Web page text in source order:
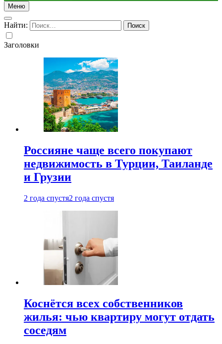
Меню
Найти:
Заголовки
Россияне чаще всего покупают
недвижимость в Турции, Таиланде
и Грузии
2 года спустя2 года спустя
Коснётся всех собственников
жилья: чью квартиру могут отдать
соседям